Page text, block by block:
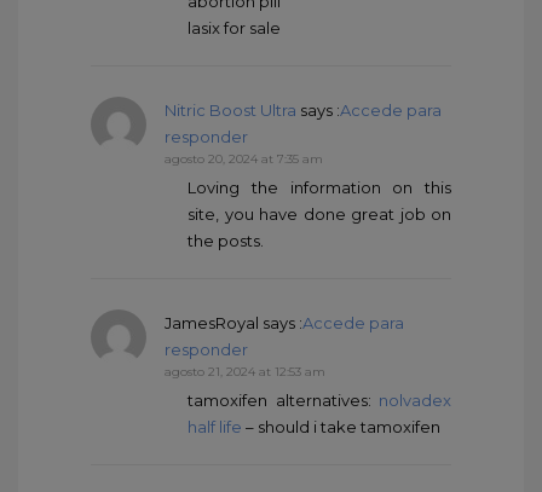
lasix for sale
Nitric Boost Ultra says :Accede para
responder
agosto 20, 2024 at 7:35 am
Loving the information on this
site, you have done great job on
the posts.
JamesRoyal says :Accede para
responder
agosto 21, 2024 at 12:53 am
tamoxifen alternatives: nolvadex
half life – should i take tamoxifen